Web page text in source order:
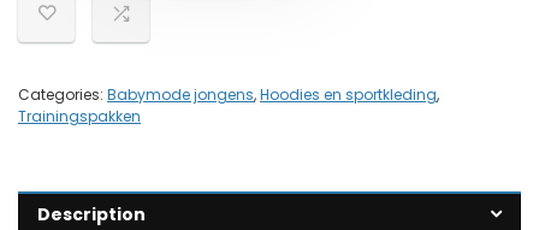
Categories: Babymode jongens,Hoodies en sportkleding,
Trainingspakken
Description